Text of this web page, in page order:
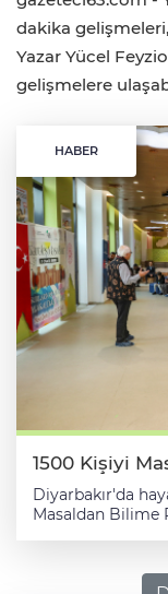
dakika
Yazar Yücel
gelişmelere
HABER
1500 Kişiyi
Diyarbakır'da
Masaldan Bilime